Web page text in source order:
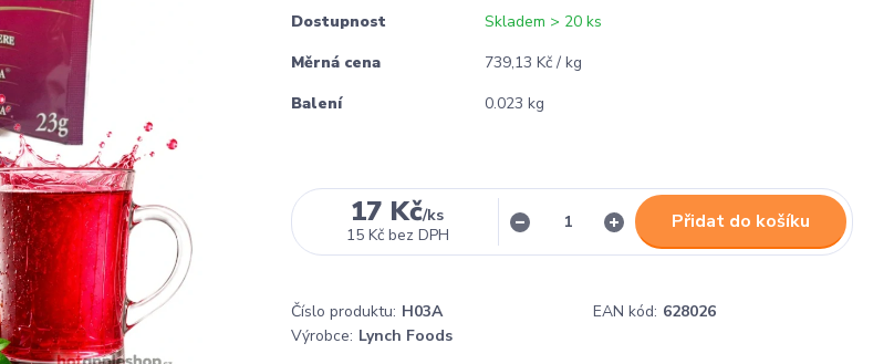
Dostupnost
Skladem > 20 ks
Měrná cena
739,13 Kč / kg
Balení
0.023 kg
17 Kč/ks
15 Kč bez DPH
Přidat do košíku
Číslo produktu: H03A EAN kód: 628026
Výrobce: Lynch Foods